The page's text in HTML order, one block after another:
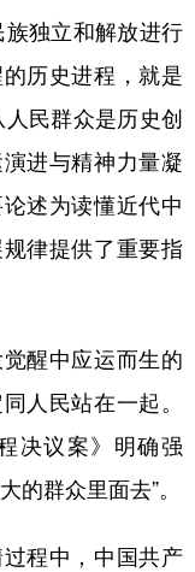
独立和解放进行
历史进程，就是
民群众是历史创
进与精神力量凝
述为读懂近代中
律提供了重要指
醒中应运而生的
人民站在一起。
决议案》明确强
的群众里面去”。
程中，中国共产